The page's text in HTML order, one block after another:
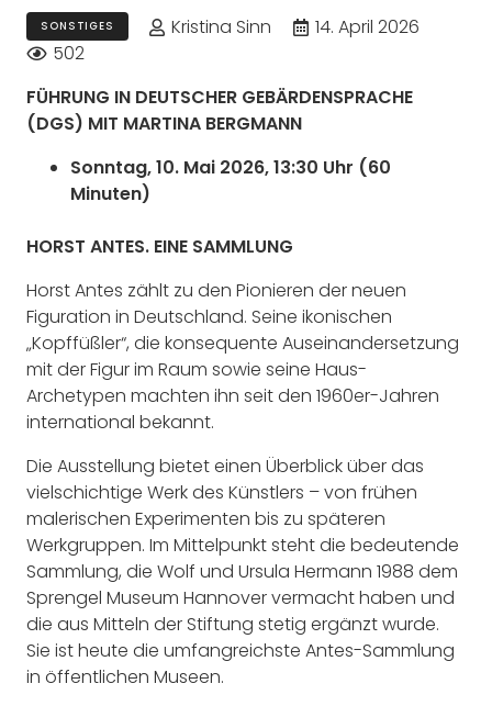
SONSTIGES Kristina Sinn
14. April 2026
502
FÜHRUNG IN DEUTSCHER GEBÄRDENSPRACHE
(DGS) MIT MARTINA BERGMANN
Sonntag, 10. Mai 2026, 13:30 Uhr (60
Minuten)
HORST ANTES. EINE SAMMLUNG
Horst Antes zählt zu den Pionieren der neuen
Figuration in Deutschland. Seine ikonischen
„Kopffüßler“, die konsequente Auseinandersetzung
mit der Figur im Raum sowie seine Haus-
Archetypen machten ihn seit den 1960er-Jahren
international bekannt.
Die Ausstellung bietet einen Überblick über das
vielschichtige Werk des Künstlers – von frühen
malerischen Experimenten bis zu späteren
Werkgruppen. Im Mittelpunkt steht die bedeutende
Sammlung, die Wolf und Ursula Hermann 1988 dem
Sprengel Museum Hannover vermacht haben und
die aus Mitteln der Stiftung stetig ergänzt wurde.
Sie ist heute die umfangreichste Antes-Sammlung
in öffentlichen Museen.